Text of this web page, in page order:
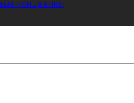
концевики